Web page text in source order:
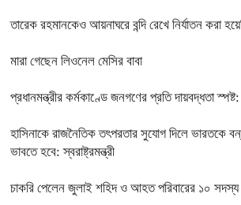
তারেক রহমানকেও আয়নাঘরে বন্দি রেখে নির্যাতন করা
মারা গেছেন লিওনেল মেসির বাবা
প্রধানমন্ত্রীর কর্মকাণ্ডে জনগণের প্রতি দায়বদ্ধতা
হাসিনাকে রাজনৈতিক তৎপরতার সুযোগ দিলে ভারতকে
ভাবতে হবে: স্বরাষ্ট্রমন্ত্রী
চাকরি পেলেন জুলাই শহিদ ও আহত পরিবারের ১০ সদস্য